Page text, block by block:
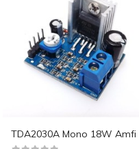
TDA2030A Mono 18W Amfi